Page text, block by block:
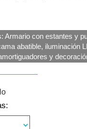
Armario con estantes y
abatible, iluminación
y